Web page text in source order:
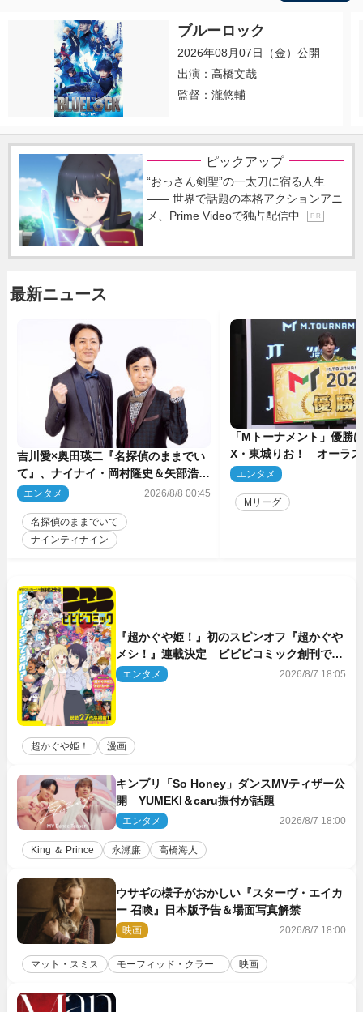
ブルーロック
2026年08月07日（金）公開
出演：高橋文哉
監督：瀧悠輔
ピックアップ
“おっさん剣聖”の一太刀に宿る人生
―― 世界で話題の本格アクションアニ
メ、Prime Videoで独占配信中
P R
最新ニュース
吉川愛×奥田瑛二『名探偵のままでい
て』、ナイナイ・岡村隆史＆矢部浩之
のゲスト出演が決定！
エンタメ 2026/8/8 00:45
名探偵のままでいて
ナインティナイン
「Mトーナメント」優勝
X・東城りお！ オーラス
後は自ら和了って幕引き
エンタメ
Mリーグ
『超かぐや姫！』初のスピンオフ『超かぐや
メシ！』連載決定 ビビビコミック創刊で31
作品一挙公開
エンタメ 2026/8/7 18:05
超かぐや姫！ 漫画
キンプリ「So Honey」ダンスMVティザー公
開 YUMEKI＆caru振付が話題
エンタメ 2026/8/7 18:00
King ＆ Prince 永瀬廉 高橋海人
ウサギの様子がおかしい『スターヴ・エイカ
ー 召喚』日本版予告＆場面写真解禁
映画 2026/8/7 18:00
マット・スミス モーフィッド・クラー... 映画